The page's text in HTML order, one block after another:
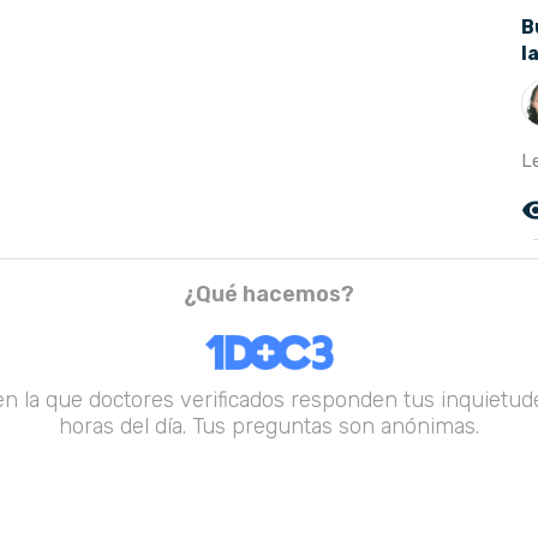
¿Qué hacemos?
la que doctores verificados responden tus
horas del día. Tus preguntas son anónimas.